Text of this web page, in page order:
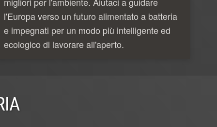
l'Europa verso un futuro alimentato a batteria
e impegnati per un modo più intelligente ed
ecologico di lavorare all'aperto.